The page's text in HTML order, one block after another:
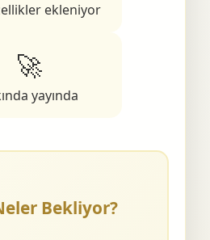
ekleniyor
🚀
yayında
Bekliyor?